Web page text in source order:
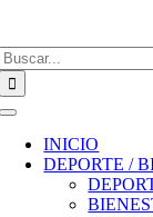
Toggle
Navigation
INICIO
DEPORTE /